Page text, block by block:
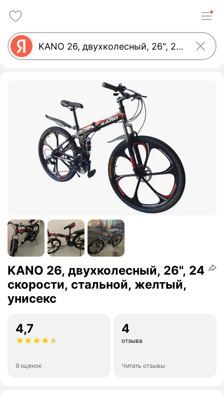
KANO 26, двухколесный, 26", 24
скорости, стальной, желтый,
унисекс
4,7
9 оценок
4
отзыва
Читать отзывы